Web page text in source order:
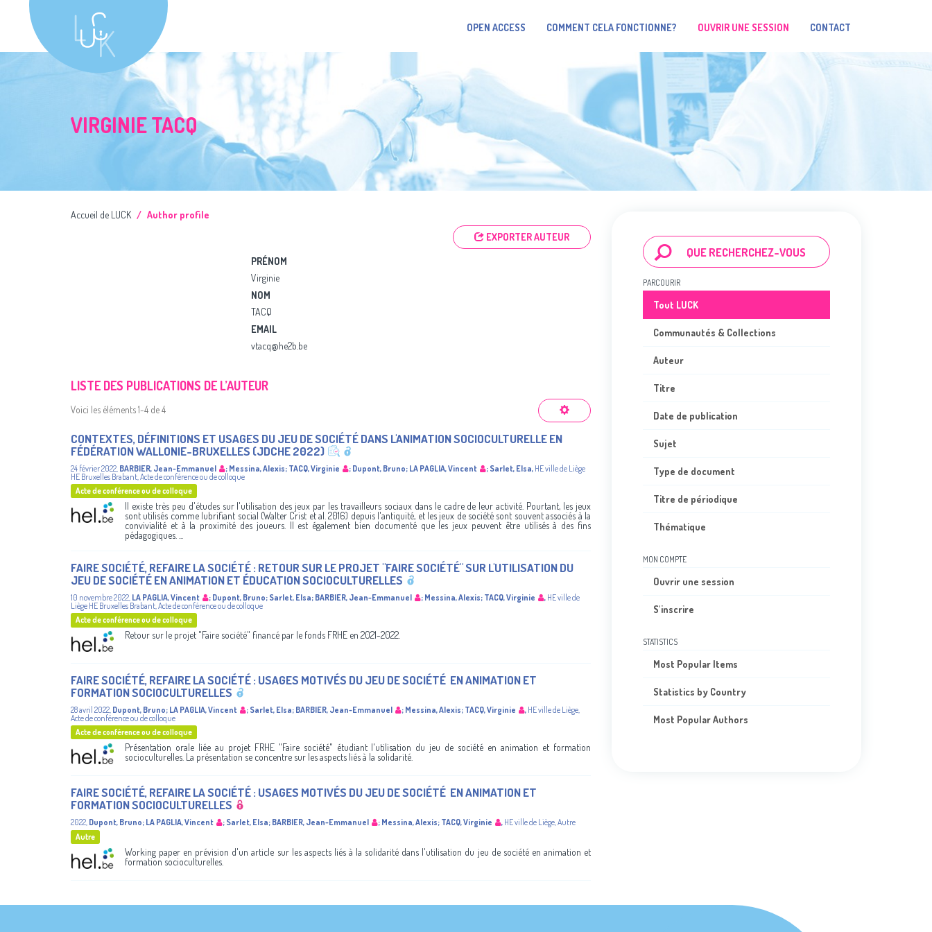
OPEN ACCESS COMMENT CELA FONCTIONNE? OUVRIR UNE SESSION CONTACT
VIRGINIE TACQ
Accueil de LUCK
Author profile
EXPORTER AUTEUR
PRÉNOM
Virginie
NOM
TACQ
EMAIL
vtacq@he2b.be
LISTE DES PUBLICATIONS DE L’AUTEUR
Voici les éléments 1-4 de 4
CONTEXTES, DÉFINITIONS ET USAGES DU JEU DE SOCIÉTÉ DANS L'ANIMATION SOCIOCULTURELLE EN
FÉDÉRATION WALLONIE-BRUXELLES (JDCHE 2022)
24 février 2022, BARBIER, Jean-Emmanuel ; Messina, Alexis; TACQ, Virginie ; Dupont, Bruno; LA PAGLIA, Vincent ; Sarlet, Elsa, HE ville de Liège
HE Bruxelles Brabant,Acte de conférence ou de colloque
Acte de conférence ou de colloque
Il existe très peu d'études sur l'utilisation des jeux par les travailleurs sociaux dans le cadre de leur activité. Pourtant, les jeux
sont utilisés comme lubrifiant social (Walter Crist et al. 2016) depuis l'antiquité, et les jeux de société sont souvent associés à la
convivialité et à la proximité des joueurs. Il est également bien documenté que les jeux peuvent être utilisés à des fins
pédagogiques. ...
FAIRE SOCIÉTÉ, REFAIRE LA SOCIÉTÉ : RETOUR SUR LE PROJET "FAIRE SOCIÉTÉ" SUR L'UTILISATION DU
JEU DE SOCIÉTÉ EN ANIMATION ET ÉDUCATION SOCIOCULTURELLES
10 novembre 2022, LA PAGLIA, Vincent ; Dupont, Bruno; Sarlet, Elsa; BARBIER, Jean-Emmanuel ; Messina, Alexis; TACQ, Virginie , HE ville de
Liège HE Bruxelles Brabant,Acte de conférence ou de colloque
Acte de conférence ou de colloque
Retour sur le projet "Faire société" financé par le fonds FRHE en 2021-2022.
FAIRE SOCIÉTÉ​, REFAIRE LA SOCIÉTÉ : USAGES MOTIVÉS DU JEU DE SOCIÉTÉ ​ EN ANIMATION ET
FORMATION SOCIOCULTURELLES​
28 avril 2022, Dupont, Bruno; LA PAGLIA, Vincent ; Sarlet, Elsa; BARBIER, Jean-Emmanuel ; Messina, Alexis; TACQ, Virginie , HE ville de Liège,
Acte de conférence ou de colloque
Acte de conférence ou de colloque
Présentation orale liée au projet FRHE "Faire société" étudiant l'utilisation du jeu de société en animation et formation
socioculturelles. La présentation se concentre sur les aspects liés à la solidarité.
FAIRE SOCIÉTÉ​, REFAIRE LA SOCIÉTÉ : USAGES MOTIVÉS DU JEU DE SOCIÉTÉ ​ EN ANIMATION ET
FORMATION SOCIOCULTURELLES​
2022 Dupont, Bruno; LA PAGLIA, Vincent ; Sarlet, Elsa; BARBIER, Jean-Emmanuel ; Messina, Alexis; TACQ, Virginie , HE ville de Liège Autre
Autre
Working paper en prévision d'un article sur les aspects liés à la solidarité dans l'utilisation du jeu de société en animation et
formation socioculturelles.
PARCOURIR
Tout LUCK
Communautés & Collections
Auteur
Titre
Date de publication
Sujet
Type de document
Titre de périodique
Thématique
MON COMPTE
Ouvrir une session
S'inscrire
STATISTICS
Most Popular Items
Statistics by Country
Most Popular Authors